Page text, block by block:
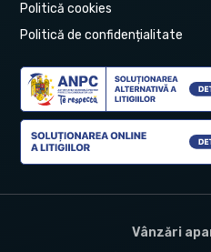
Politică cookies
Politică de confidențialitate
Vânzări